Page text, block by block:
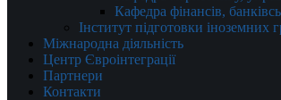
Кафедра фінансів,
Інститут підготовки іноземних
Міжнародна діяльність
Центр Євроінтеграції
Партнери
Контакти